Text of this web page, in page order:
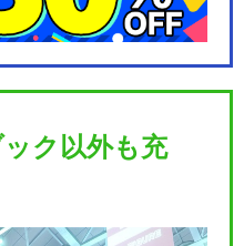
ク以外も充